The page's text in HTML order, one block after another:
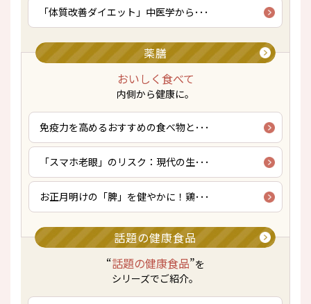
「体質改善ダイエット」中医学から･･･
薬膳
おいしく食べて
内側から健康に。
免疫力を高めるおすすめの食べ物と･･･
「スマホ老眼」のリスク：現代の生･･･
お正月明けの「脾」を健やかに！鶏･･･
話題の健康食品
“話題の健康食品”を
シリーズでご紹介。